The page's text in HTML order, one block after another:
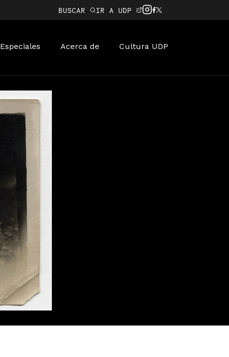
BUSCAR IR A UDP
Especiales Acerca de Cultura UDP